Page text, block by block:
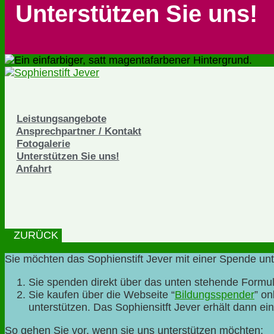
Unterstützen Sie uns!
Leistungsangebote
Ansprechpartner / Kontakt
Fotogalerie
Unterstützen Sie uns!
Anfahrt
ZURÜCK
Sie möchten das Sophienstift Jever mit einer Spende
Sie spenden direkt über das unten stehende
Sie kaufen über die Webseite “Bildungsspender”
unterstützen. Das Sophiensitft Jever erhält dann
So gehen Sie vor, wenn sie uns unterstützen möchten: